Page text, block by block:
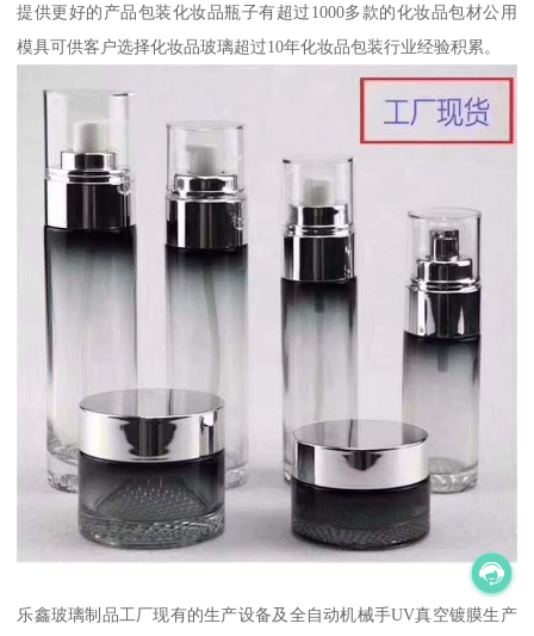
提供更好的产品包装化妆品瓶子有超过1000多款的化妆品包材公用
模具可供客户选择化妆品玻璃超过10年化妆品包装行业经验积累。
乐鑫玻璃制品工厂现有的生产设备及全自动机械手UV真空镀膜生产